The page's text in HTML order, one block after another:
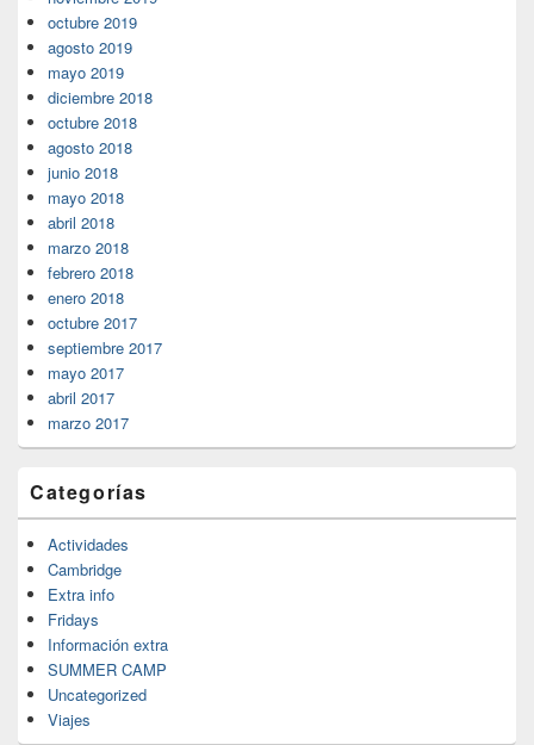
octubre 2019
agosto 2019
mayo 2019
diciembre 2018
octubre 2018
agosto 2018
junio 2018
mayo 2018
abril 2018
marzo 2018
febrero 2018
enero 2018
octubre 2017
septiembre 2017
mayo 2017
abril 2017
marzo 2017
Categorías
Actividades
Cambridge
Extra info
Fridays
Información extra
SUMMER CAMP
Uncategorized
Viajes